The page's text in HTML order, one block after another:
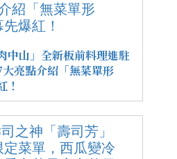
中山」全新板前料理進駐
亮點介紹「無菜單形
！